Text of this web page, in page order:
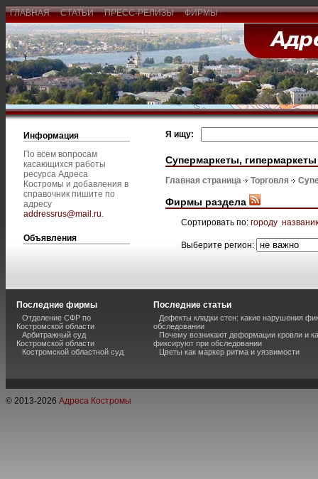
ГЛАВНАЯ СТАТЬИ ПРЕСС-РЕЛИЗЫ ФИРМЫ
Информация
По всем вопросам
касающихся работы
ресурса Адреса
Костромы и добавления в
справочник пишите по
адресу
addressrus@mail.ru.
Объявления
Я ищу:
Супермаркеты, гипермаркеты
Главная страница Торговля
Фирмы раздела
Сортировать по: городу
Выберите регион:
Последние фирмы
Отделение СФР по
Костромской области
Арбитражный суд
Костромской области
Костромской областной суд
Последние статьи
Дефекты кладки стен: какие нарушения
обследовании
Почему возникают деформации кровли и
фиксируют при обследовании
Цветы как маркер ритма и уязвимости
© 2013-2026 Адреса Костромы